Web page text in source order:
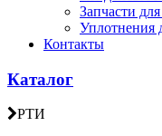
Запчасти
Уплотнения
Контакты
Каталог
РТИ